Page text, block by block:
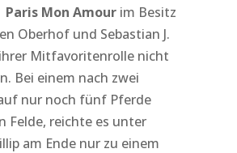
Paris Mon Amour im Besitz
Oberhof und Sebastian J.
Mitfavoritenrolle nicht
Bei einem nach zwei
nur noch fünf Pferde
Felde, reichte es unter
am Ende nur zu einem